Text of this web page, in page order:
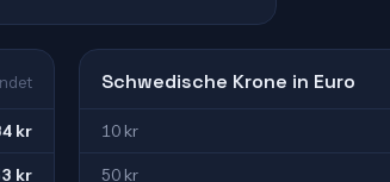
kr
kr
Schwedische Krone in Euro
10 kr
50 kr